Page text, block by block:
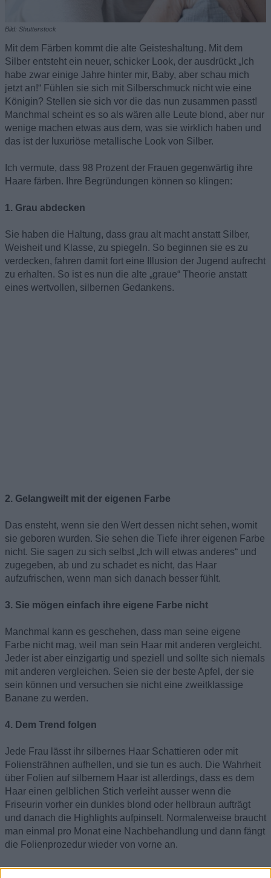
Bild: Shutterstock
Mit dem Färben kommt die alte Geisteshaltung. Mit dem
Silber entsteht ein neuer, schicker Look, der ausdrückt „Ich
habe zwar einige Jahre hinter mir, Baby, aber schau mich
jetzt an!“ Fühlen sie sich mit Silberschmuck nicht wie eine
Königin? Stellen sie sich vor die das nun zusammen passt!
Manchmal scheint es so als wären alle Leute blond, aber nur
wenige machen etwas aus dem, was sie wirklich haben und
das ist der luxuriöse metallische Look von Silber.
Ich vermute, dass 98 Prozent der Frauen gegenwärtig ihre
Haare färben. Ihre Begründungen können so klingen:
1. Grau abdecken
Sie haben die Haltung, dass grau alt macht anstatt Silber,
Weisheit und Klasse, zu spiegeln. So beginnen sie es zu
verdecken, fahren damit fort eine Illusion der Jugend aufrecht
zu erhalten. So ist es nun die alte „graue“ Theorie anstatt
eines wertvollen, silbernen Gedankens.
2. Gelangweilt mit der eigenen Farbe
Das ensteht, wenn sie den Wert dessen nicht sehen, womit
sie geboren wurden. Sie sehen die Tiefe ihrer eigenen Farbe
nicht. Sie sagen zu sich selbst „Ich will etwas anderes“ und
zugegeben, ab und zu schadet es nicht, das Haar
aufzufrischen, wenn man sich danach besser fühlt.
3. Sie mögen einfach ihre eigene Farbe nicht
Manchmal kann es geschehen, dass man seine eigene
Farbe nicht mag, weil man sein Haar mit anderen vergleicht.
Jeder ist aber einzigartig und speziell und sollte sich niemals
mit anderen vergleichen. Seien sie der beste Apfel, der sie
sein können und versuchen sie nicht eine zweitklassige
Banane zu werden.
4. Dem Trend folgen
Jede Frau lässt ihr silbernes Haar Schattieren oder mit
Foliensträhnen aufhellen, und sie tun es auch. Die Wahrheit
über Folien auf silbernem Haar ist allerdings, dass es dem
Haar einen gelblichen Stich verleiht ausser wenn die
Friseurin vorher ein dunkles blond oder hellbraun aufträgt
und danach die Highlights aufpinselt. Normalerweise braucht
man einmal pro Monat eine Nachbehandlung und dann fängt
die Folienprozedur wieder von vorne an.
Vergessen sie nicht, dass Färben keine „eine Größe passt